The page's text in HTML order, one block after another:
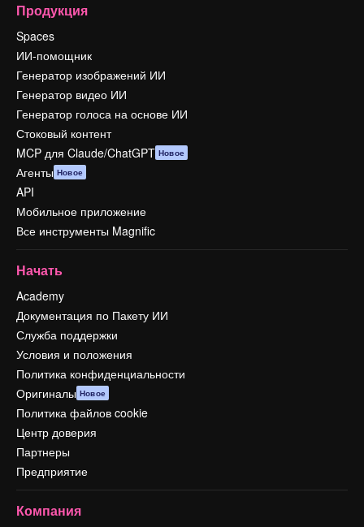
Продукция
Spaces
ИИ-помощник
Генератор изображений ИИ
Генератор видео ИИ
Генератор голоса на основе ИИ
Стоковый контент
MCP для Claude/ChatGPT Новое
Агенты Новое
API
Мобильное приложение
Все инструменты Magnific
Начать
Academy
Документация по Пакету ИИ
Служба поддержки
Условия и положения
Политика конфиденциальности
Оригиналы Новое
Политика файлов cookie
Центр доверия
Партнеры
Предприятие
Компания